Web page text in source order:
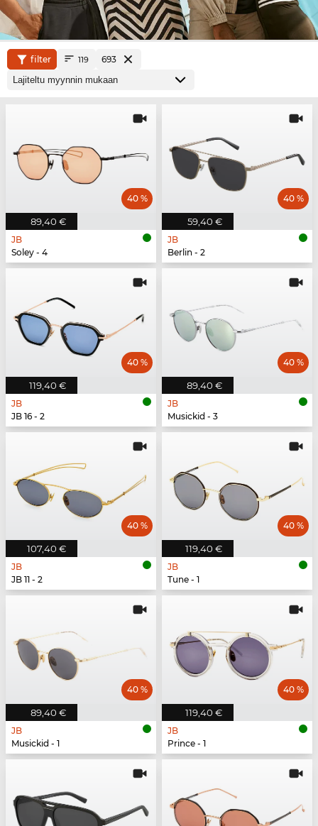
filter 119 693
89,40 €
40 %
JB
Soley - 4
59,40 €
40 %
JB
Berlin - 2
119,40 €
40 %
JB
JB 16 - 2
89,40 €
40 %
JB
Musickid - 3
107,40 €
40 %
JB
JB 11 - 2
119,40 €
40 %
JB
Tune - 1
89,40 €
40 %
JB
Musickid - 1
119,40 €
40 %
JB
Prince - 1